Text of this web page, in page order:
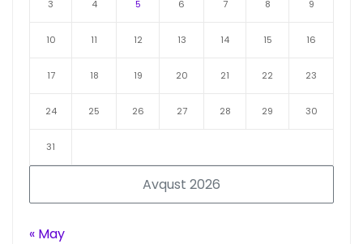
Avqust 2026
3 4 5 6 7 8 9
10 11 12 13 14 15 16
17 18 19 20 21 22 23
24 25 26 27 28 29 30
31
« May